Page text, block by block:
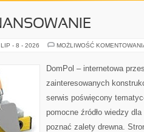
LIP - 8 - 2026 MOŻLIWOŚĆ
DomPol – internetowa
zainteresowanych
serwis poświęcony
pomocne źródło wiedzy
poznać zalety drewna.